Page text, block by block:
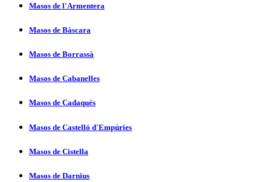
Masos de l'Armentera
Masos de Bàscara
Masos de Borrassà
Masos de Cabanelles
Masos de Cadaqués
Masos de Castelló d'Empúries
Masos de Cistella
Masos de Darnius